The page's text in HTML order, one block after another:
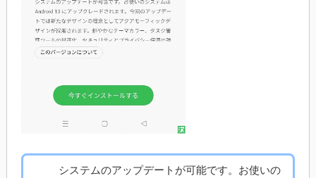
システムのアップデートが可能です。お使いの